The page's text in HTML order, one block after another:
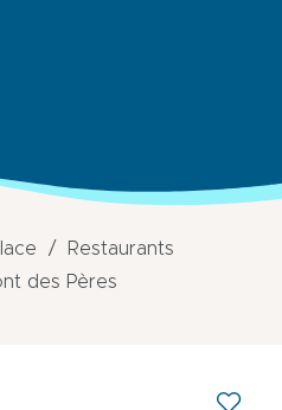
Restaurants
des Pères